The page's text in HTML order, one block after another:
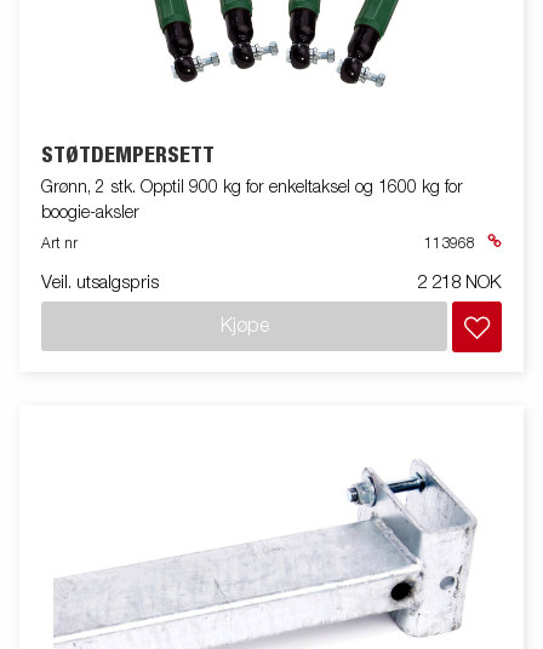
STØTDEMPERSETT
Grønn, 2 stk. Opptil 900 kg for enkeltaksel og 1600 kg for
boogie-aksler
Art nr 113968
Veil. utsalgspris 2 218 NOK
Kjøpe